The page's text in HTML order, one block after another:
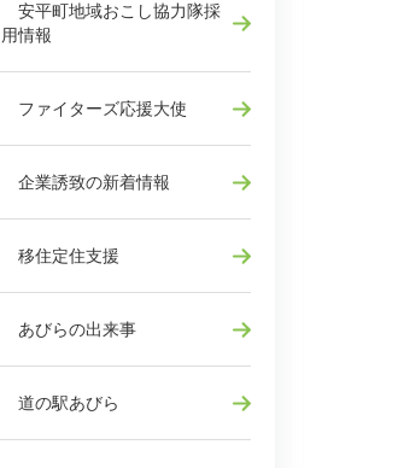
安平町地域おこし協力隊採
用情報
ファイターズ応援大使
企業誘致の新着情報
移住定住支援
あびらの出来事
道の駅あびら